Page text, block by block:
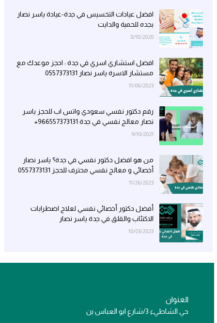
افضل عيادات التخسيس في جدة-عيادة ياسر نصار
بجده للحمية والدايت
8/18/2020
افضل استشاري اسري في جدة : احجز موعدك مع
مستشار الاسرة ياسر نصار 0557373131
11/06/2023
رقم دكتور نفسي سعودي واتس اب للحجز ياسر
نصار معالج نفسي في جدة 966557373131+
9/10/2021
من هو افضل دكتور نفسي في جدة؟ ياسر نصار
أخصائي و معالج نفسي محترف للحجز 0557373131
11/26/2023
أفضل دكتور أخصائي نفسي لعلاج اضطرابات
الاكتئاب والقلق في جدة ياسر نصار
10/03/2023
العنوان
حي الشاطيء 3/شارع ابو العباس بن